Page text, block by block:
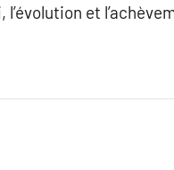
l’évolution et